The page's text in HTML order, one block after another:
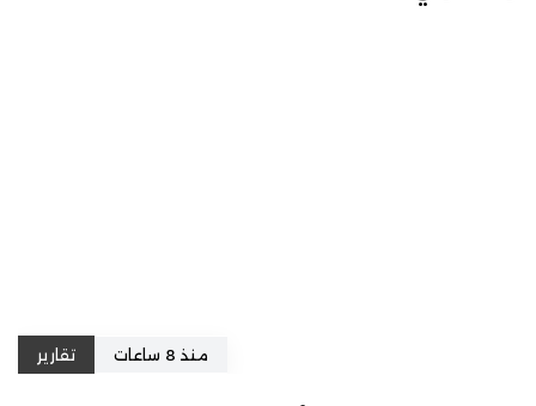
منذ 8 ساعات تقارير